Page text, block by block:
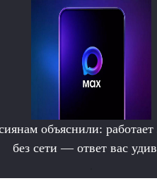
объяснили:
без сети — ответ вас